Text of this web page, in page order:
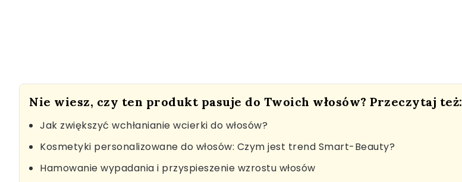
Nie wiesz, czy ten produkt pasuje do Twoich włosów? Przeczytaj też:
Jak zwiększyć wchłanianie wcierki do włosów?
Kosmetyki personalizowane do włosów: Czym jest trend Smart-Beauty?
Hamowanie wypadania i przyspieszenie wzrostu włosów